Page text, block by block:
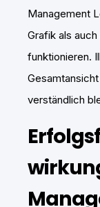
Management
Grafik als
funktionieren.
verständlich